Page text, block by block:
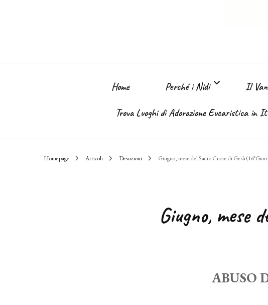
Home Perché i Nidi
Perché i Nidi dell’ Immacolata
Chi Sono
Il
Trova Luoghi di Adorazione Eucaristica in
Homepage Articoli Devozioni Giugno, mese del Sacro Cuore di Gesù
Giugno, mese
ABUSO